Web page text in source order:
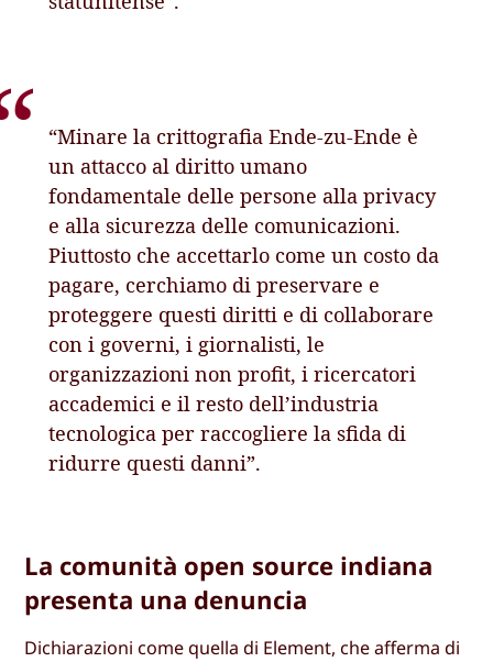
“Minare la crittografia Ende-zu-Ende è
un attacco al diritto umano
fondamentale delle persone alla privacy
e alla sicurezza delle comunicazioni.
Piuttosto che accettarlo come un costo da
pagare, cerchiamo di preservare e
proteggere questi diritti e di collaborare
con i governi, i giornalisti, le
organizzazioni non profit, i ricercatori
accademici e il resto dell’industria
tecnologica per raccogliere la sfida di
ridurre questi danni”.
La comunità open source indiana
presenta una denuncia
Dichiarazioni come quella di Element, che afferma di